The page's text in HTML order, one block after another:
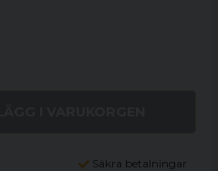
Säkra betalningar